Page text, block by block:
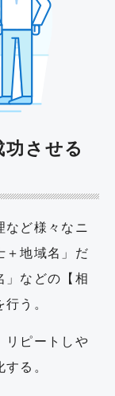
させる
など様々なニ
＋地域名」だ
」などの【相
う。
リピートしや
る。